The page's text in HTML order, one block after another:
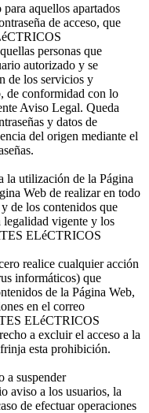
aquellos apartados
de acceso, que
personas que
autorizado y se
de los servicios y
de conformidad con lo
Aviso Legal. Queda
y datos de
del origen mediante el
la utilización de la Página
Web de realizar en todo
de los contenidos que
legalidad vigente y los
ELéCTRICOS
realice cualquier acción
informáticos) que
de la Página Web,
en el correo
ELéCTRICOS
a excluir el acceso a la
esta prohibición.
a suspender
aviso a los usuarios, la
de efectuar operaciones